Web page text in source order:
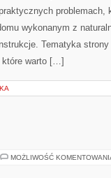
problemach,
wykonanym z
Tematyka
które warto […]
MOŻLIWOŚĆ